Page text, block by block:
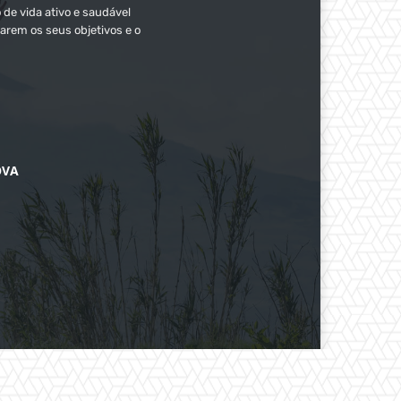
vida ativo e saudável
os seus objetivos e o